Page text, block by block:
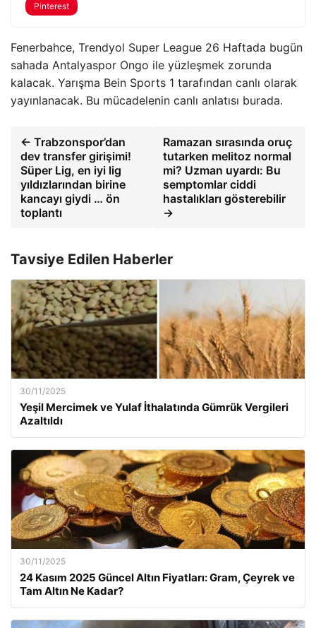
Pinterest
Fenerbahce, Trendyol Super League 26 Haftada bugün
sahada Antalyaspor Ongo ile yüzleşmek zorunda
kalacak. Yarışma Bein Sports 1 tarafından canlı olarak
yayınlanacak. Bu mücadelenin canlı anlatısı burada.
← Trabzonspor’dan
dev transfer girişimi!
Süper Lig, en iyi lig
yıldızlarından birine
kancayı giydi … ön
toplantı
Ramazan sırasında oruç
tutarken melitoz normal
mi? Uzman uyardı: Bu
semptomlar ciddi
hastalıkları gösterebilir
→
Tavsiye Edilen Haberler
30/11/2025
Yeşil Mercimek ve Yulaf İthalatında Gümrük Vergileri
Azaltıldı
30/11/2025
24 Kasım 2025 Güncel Altın Fiyatları: Gram, Çeyrek ve
Tam Altın Ne Kadar?